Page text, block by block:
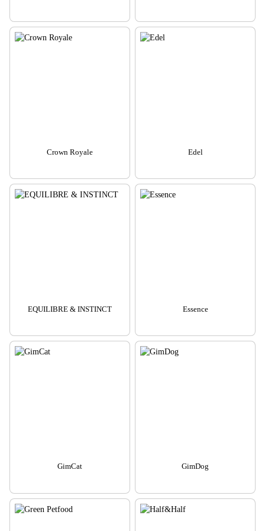
Crown Royale Edel
EQUILIBRE & INSTINCT Essence
GimCat GimDog